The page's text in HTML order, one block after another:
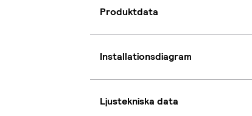
Produktdata
Installationsdiagram
Ljustekniska data